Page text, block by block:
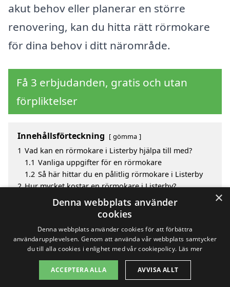
akut behov eller planerar en större
renovering, kan du hitta rätt rörmokare
för dina behov i ditt närområde.
Få 3 erbjudanden, gratis och utan
förpliktelser
Innehållsförteckning gömma
1 Vad kan en rörmokare i Listerby hjälpa till med?
1.1 Vanliga uppgifter för en rörmokare
1.2 Så här hittar du en pålitlig rörmokare i Listerby
2 Hur mycket kostar en rörmokare i Listerby?
Fördelar med att välja rörmokare i Listerby
Sök efter en skicklig rörmokare i de omgivande
Copyright 2026 - Pilanto Aps
Om / kontakt Blogg Webbplatskarta Villkor
×
Denna webbplats använder
cookies
Denna webbplats använder cookies för att förbättra
användarupplevelsen. Genom att använda vår webbplats samtycker
du till alla cookies i enlighet med vår cookiepolicy. Läs mer
ACCEPTERA ALLA AVVISA ALLT